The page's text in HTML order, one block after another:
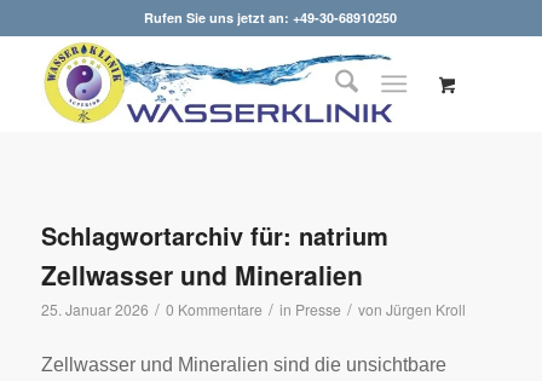
Rufen Sie uns jetzt an: +49-30-68910250
Schlagwortarchiv für: natrium
Zellwasser und Mineralien
25. Januar 2026 / 0 Kommentare / in Presse / von Jürgen Kroll
Zellwasser und Mineralien sind die unsichtbare